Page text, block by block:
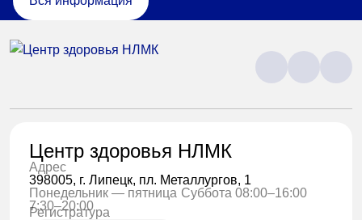
Центр здоровья НЛМК
Адрес
398005, г. Липецк, пл. Металлургов, 1
Понедельник — пятница
7:30–20:00
Суббота 08:00–16:00
Регистратура